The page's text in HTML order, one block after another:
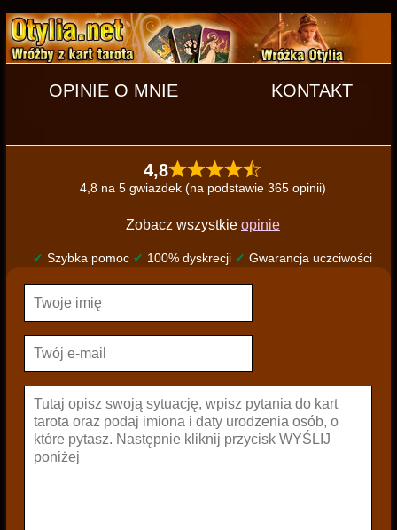
OPINIE O MNIE KONTAKT
4,8
4,8 na 5 gwiazdek (na podstawie 365 opinii)
Zobacz wszystkie opinie
✔ Szybka pomoc ✔ 100% dyskrecji ✔ Gwarancja uczciwości